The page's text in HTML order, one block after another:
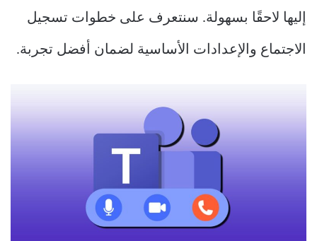
إليها لاحقًا بسهولة. سنتعرف على خطوات تسجيل
الاجتماع والإعدادات الأساسية لضمان أفضل تجربة.